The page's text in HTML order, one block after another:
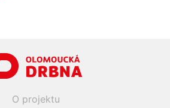
O projektu